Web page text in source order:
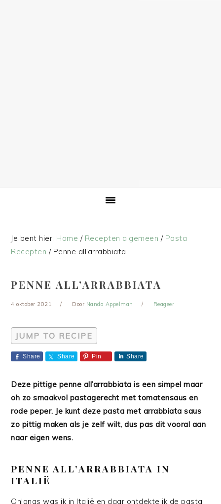
Je bent hier: Home / Recepten algemeen / Pasta
Recepten /Penne all’arrabbiata
PENNE ALL’ARRABBIATA
4 oktober 2021 Door Nanda Appelman Reageer
JUMP TO RECIPE
Share Share Pin Share
Deze pittige penne all’arrabbiata is een simpel maar
oh zo smaakvol pastagerecht met tomatensaus en
rode peper. Je kunt deze pasta met arrabbiata saus
zo pittig maken als je zelf wilt, dus pas dit vooral aan
naar eigen wens.
PENNE ALL’ARRABBIATA IN
ITALIË
Onlangs was ik in Italië en daar ontdekte ik de pasta